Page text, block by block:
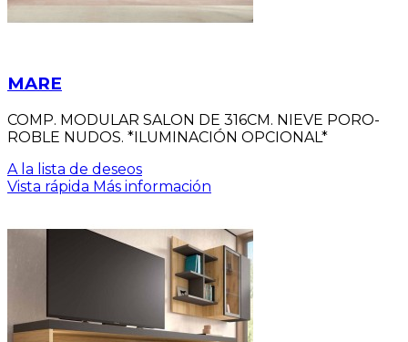
MARE
COMP. MODULAR SALON DE 316CM. NIEVE PORO-
ROBLE NUDOS. *ILUMINACIÓN OPCIONAL*
A la lista de deseos
Vista rápida Más información